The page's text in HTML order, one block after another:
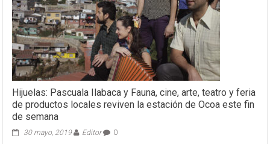
Hijuelas: Pascuala Ilabaca y Fauna, cine, arte, teatro y feria
de productos locales reviven la estación de Ocoa este fin
de semana
30 mayo, 2019 Editor 0